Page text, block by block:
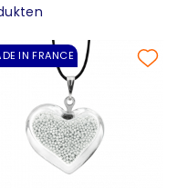
IN FRANCE